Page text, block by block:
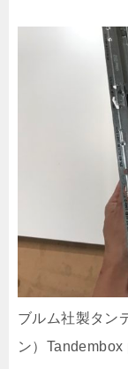
ブルム社製タン
ン）